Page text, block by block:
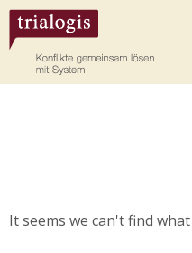
It seems we can't find